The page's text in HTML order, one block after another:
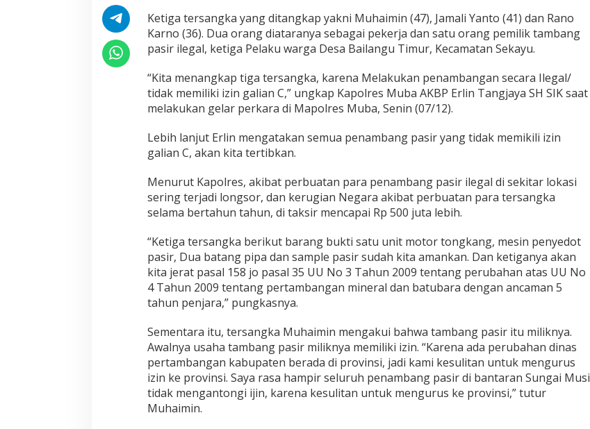
Ketiga tersangka yang ditangkap yakni Muhaimin (47), Jamali Yanto (41) dan Rano
Karno (36). Dua orang diataranya sebagai pekerja dan satu orang pemilik tambang
pasir ilegal, ketiga Pelaku warga Desa Bailangu Timur, Kecamatan Sekayu.
“Kita menangkap tiga tersangka, karena Melakukan penambangan secara Ilegal/
tidak memiliki izin galian C,” ungkap Kapolres Muba AKBP Erlin Tangjaya SH SIK saat
melakukan gelar perkara di Mapolres Muba, Senin (07/12).
Lebih lanjut Erlin mengatakan semua penambang pasir yang tidak memikili izin
galian C, akan kita tertibkan.
Menurut Kapolres, akibat perbuatan para penambang pasir ilegal di sekitar lokasi
sering terjadi longsor, dan kerugian Negara akibat perbuatan para tersangka
selama bertahun tahun, di taksir mencapai Rp 500 juta lebih.
“Ketiga tersangka berikut barang bukti satu unit motor tongkang, mesin penyedot
pasir, Dua batang pipa dan sample pasir sudah kita amankan. Dan ketiganya akan
kita jerat pasal 158 jo pasal 35 UU No 3 Tahun 2009 tentang perubahan atas UU No
4 Tahun 2009 tentang pertambangan mineral dan batubara dengan ancaman 5
tahun penjara,” pungkasnya.
Sementara itu, tersangka Muhaimin mengakui bahwa tambang pasir itu miliknya.
Awalnya usaha tambang pasir miliknya memiliki izin. “Karena ada perubahan dinas
pertambangan kabupaten berada di provinsi, jadi kami kesulitan untuk mengurus
izin ke provinsi. Saya rasa hampir seluruh penambang pasir di bantaran Sungai Musi
tidak mengantongi ijin, karena kesulitan untuk mengurus ke provinsi,” tutur
Muhaimin.